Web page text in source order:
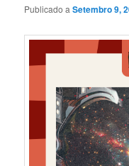
Publicado aSetembro 9,